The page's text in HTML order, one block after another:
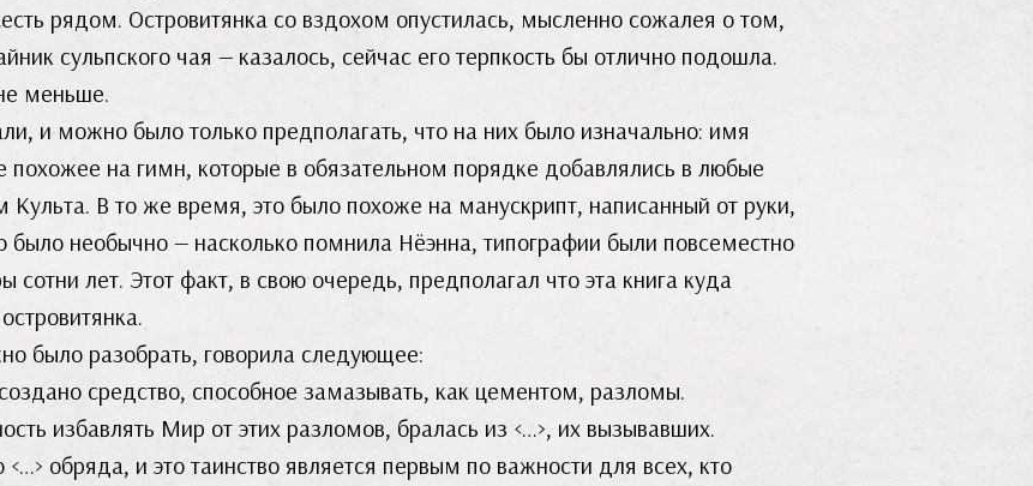
рядом. Островитянка со вздохом опустилась, мысленно сожалея о том,
сульпского чая — казалось, сейчас его терпкость бы отлично подошла.
меньше.
и можно было только предполагать, что на них было изначально: имя
похожее на гимн, которые в обязательном порядке добавлялись в любые
В то же время, это было похоже на манускрипт, написанный от руки,
было необычно — насколько помнила Нёэнна, типографии были повсеместно
сотни лет. Этот факт, в свою очередь, предполагал что эта книга куда
было разобрать, говорила следующее:
средство, способное замазывать, как цементом, разломы.
избавлять Мир от этих разломов, бралась из <…>, их вызывавших.
обряда, и это таинство является первым по важности для всех, кто